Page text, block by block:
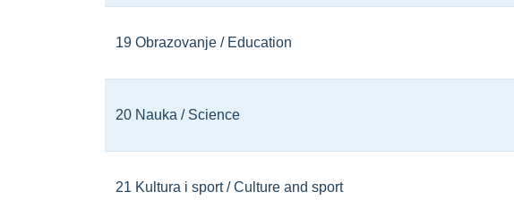
19 Obrazovanje / Education
20 Nauka / Science
21 Kultura i sport / Culture and sport